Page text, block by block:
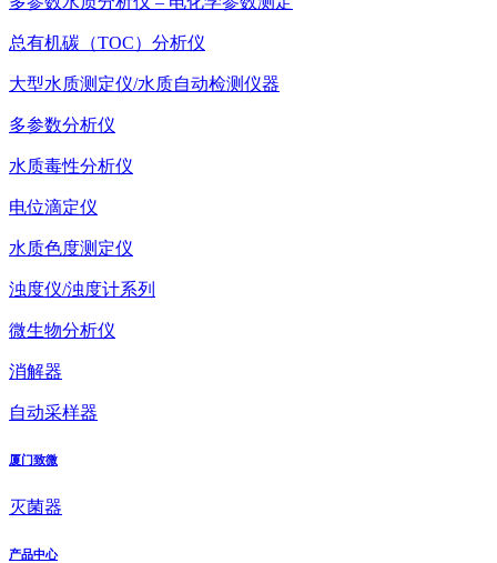
总有机碳（TOC）分析仪
大型水质测定仪/水质自动检测仪器
多参数分析仪
水质毒性分析仪
电位滴定仪
水质色度测定仪
浊度仪/浊度计系列
微生物分析仪
消解器
自动采样器
厦门致微
灭菌器
产品中心